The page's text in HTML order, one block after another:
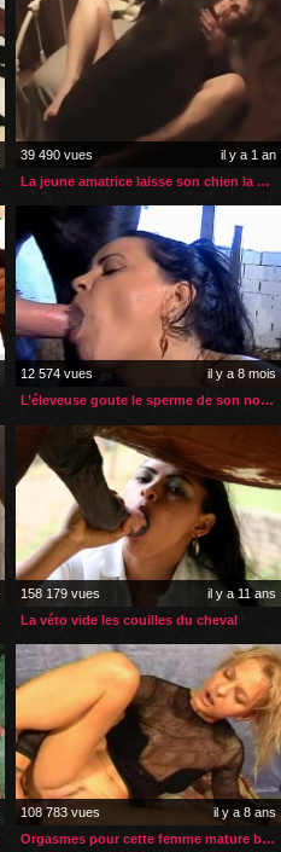
39 490 vues
il y a 1 an
La jeune amatrice laisse son chien la prendre en missionnaire
12 574 vues
il y a 8 mois
L’éleveuse goute le sperme de son nouvel étalon
158 179 vues
il y a 11 ans
La véto vide les couilles du cheval
108 783 vues
il y a 8 ans
Orgasmes pour cette femme mature baisée par son chien